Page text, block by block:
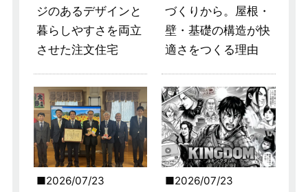
ジのあるデザインと
暮らしやすさを両立
させた注文住宅
づくりから。屋根・
壁・基礎の構造が快
適さをつくる理由
2026/07/23 2026/07/23